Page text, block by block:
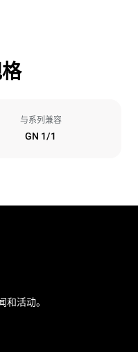
与系列兼容
GN 1/1
和活动。